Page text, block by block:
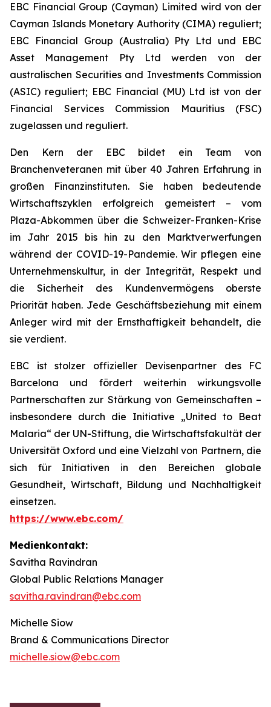
EBC Financial Group (Cayman) Limited wird von der
Cayman Islands Monetary Authority (CIMA) reguliert;
EBC Financial Group (Australia) Pty Ltd und EBC
Asset Management Pty Ltd werden von der
australischen Securities and Investments Commission
(ASIC) reguliert; EBC Financial (MU) Ltd ist von der
Financial Services Commission Mauritius (FSC)
zugelassen und reguliert.
Den Kern der EBC bildet ein Team von
Branchenveteranen mit über 40 Jahren Erfahrung in
großen Finanzinstituten. Sie haben bedeutende
Wirtschaftszyklen erfolgreich gemeistert – vom
Plaza-Abkommen über die Schweizer-Franken-Krise
im Jahr 2015 bis hin zu den Marktverwerfungen
während der COVID-19-Pandemie. Wir pflegen eine
Unternehmenskultur, in der Integrität, Respekt und
die Sicherheit des Kundenvermögens oberste
Priorität haben. Jede Geschäftsbeziehung mit einem
Anleger wird mit der Ernsthaftigkeit behandelt, die
sie verdient.
EBC ist stolzer offizieller Devisenpartner des FC
Barcelona und fördert weiterhin wirkungsvolle
Partnerschaften zur Stärkung von Gemeinschaften –
insbesondere durch die Initiative „United to Beat
Malaria“ der UN-Stiftung, die Wirtschaftsfakultät der
Universität Oxford und eine Vielzahl von Partnern, die
sich für Initiativen in den Bereichen globale
Gesundheit, Wirtschaft, Bildung und Nachhaltigkeit
einsetzen.
https://www.ebc.com/
Medienkontakt:
Savitha Ravindran
Global Public Relations Manager
savitha.ravindran@ebc.com
Michelle Siow
Brand & Communications Director
michelle.siow@ebc.com